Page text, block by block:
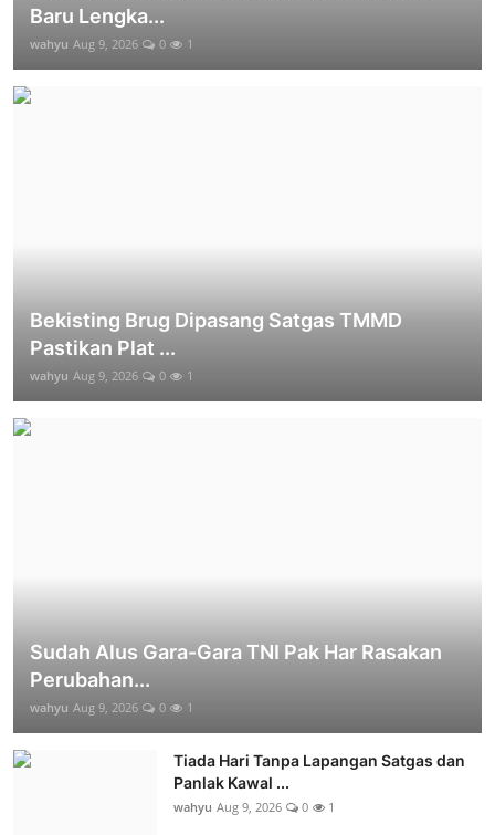
Baru Lengka...
wahyu Aug 9, 2026 0 1
Bekisting Brug Dipasang Satgas TMMD
Pastikan Plat ...
wahyu Aug 9, 2026 0 1
Sudah Alus Gara-Gara TNI Pak Har Rasakan
Perubahan...
wahyu Aug 9, 2026 0 1
Tiada Hari Tanpa Lapangan Satgas dan
Panlak Kawal ...
wahyu Aug 9, 2026 0 1